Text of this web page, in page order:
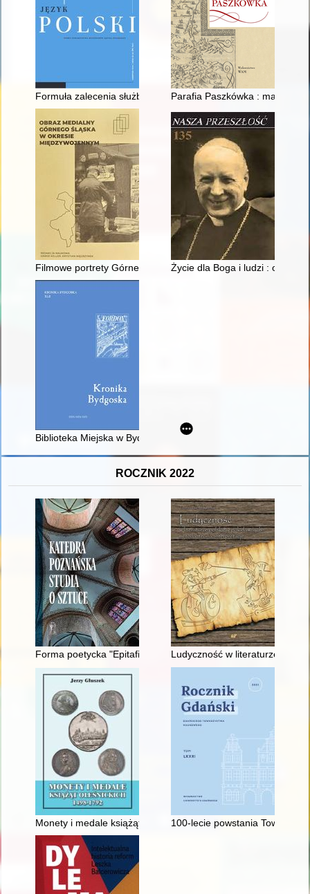
Formuła zalecenia służb jako wyraz grzeczności językowej w
Parafia Paszkówka : materiały
Filmowe portrety Górnego Śląska lat dwudziestych i
Życie dla Boga i ludzi : o
Biblioteka Miejska w Bydgoszczy w przededniu i w
ROCZNIK 2022
Forma poetycka "Epitafium Bolesława Chrobrego" a czas jego
Ludyczność w literaturze
Monety i medale książąt oleśnickich 1498-1792
100‑lecie powstania